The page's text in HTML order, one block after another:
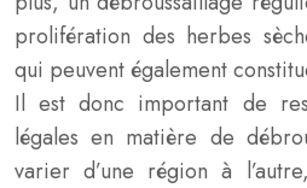
prolifération des herbes
qui peuvent également
Il est donc important de
légales en matière de
varier d’une région à